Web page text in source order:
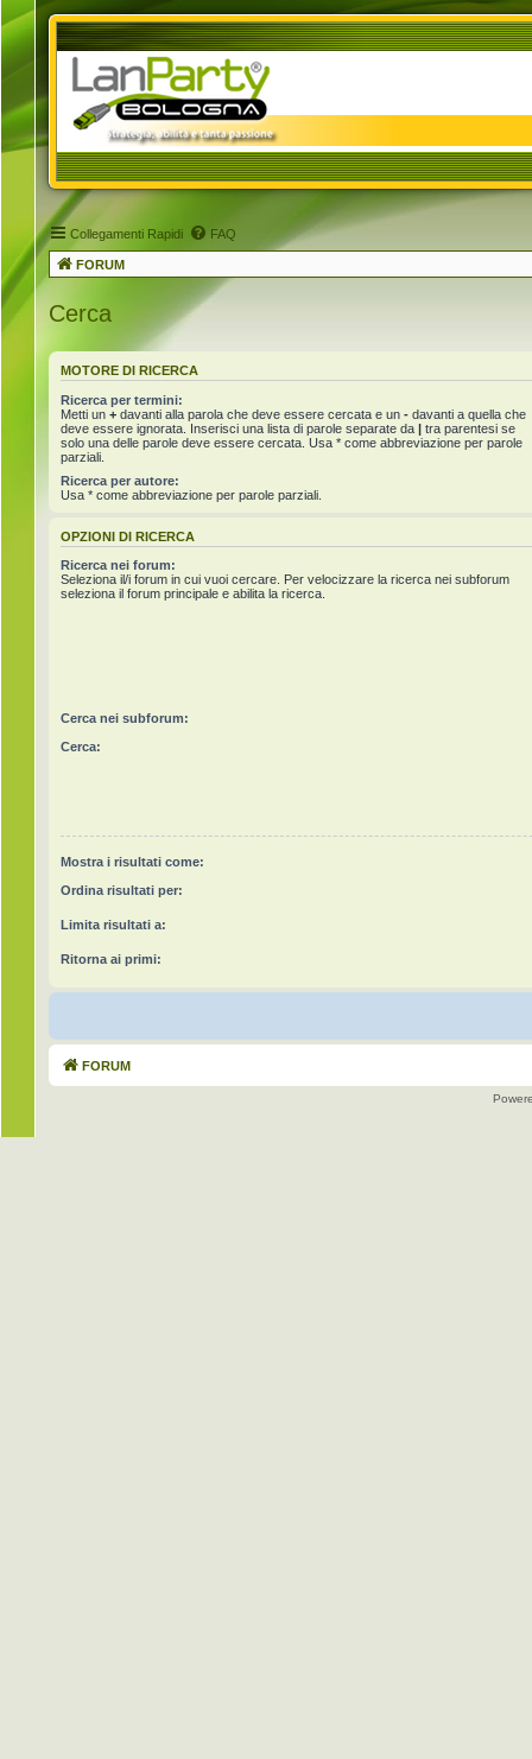
Collegamenti Rapidi FAQ
FORUM
Cerca
MOTORE DI RICERCA
Ricerca per termini:
Metti un + davanti alla parola che deve essere cercata e un - davanti a quella che
deve essere ignorata. Inserisci una lista di parole separate da | tra parentesi se
solo una delle parole deve essere cercata. Usa * come abbreviazione per parole
parziali.
Ricerca per autore:
Usa * come abbreviazione per parole parziali.
OPZIONI DI RICERCA
Ricerca nei forum:
Seleziona il/i forum in cui vuoi cercare. Per velocizzare la ricerca nei subforum
seleziona il forum principale e abilita la ricerca.
Cerca nei subforum:
Cerca:
Mostra i risultati come:
Ordina risultati per:
Limita risultati a:
Ritorna ai primi:
FORUM